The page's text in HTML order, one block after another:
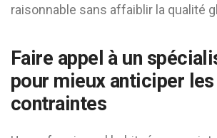
raisonnable sans affaiblir la qualité
Faire appel à un
pour mieux anticiper les
contraintes